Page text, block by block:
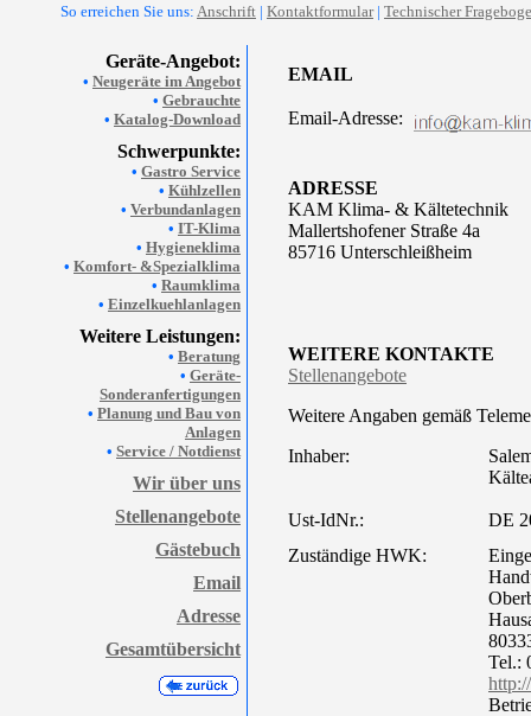
So erreichen Sie uns: Anschrift | Kontaktformular| Technischer
Geräte-Angebot:
• Neugeräte im Angebot
• Gebrauchte
• Katalog-Download
Schwerpunkte:
• Gastro Service
• Kühlzellen
• Verbundanlagen
• IT-Klima
• Hygieneklima
• Komfort- &Spezialklima
• Raumklima
• Einzelkuehlanlagen
Weitere Leistungen:
• Beratung
• Geräte-
Sonderanfertigungen
• Planung und Bau von
Anlagen
• Service / Notdienst
Wir über uns
Stellenangebote
Gästebuch
Email
Adresse
Gesamtübersicht
EMAIL
Email-Adresse:
ADRESSE
KAM Klima- & Kältetechnik
Mallertshofener Straße 4a
85716 Unterschleißheim
WEITERE KONTAKTE
Stellenangebote
Weitere Angaben gemäß
Inhaber:
Ust-IdNr.:
DE
Zuständige HWK:
Tel.: